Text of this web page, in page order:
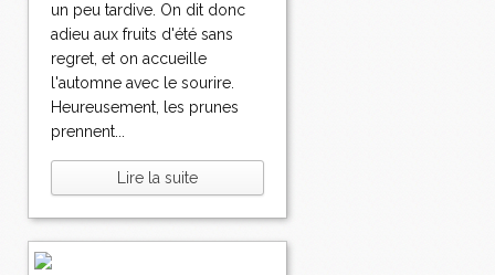
un peu tardive. On dit donc
adieu aux fruits d'été sans
regret, et on accueille
l'automne avec le sourire.
Heureusement, les prunes
prennent...
Lire la suite